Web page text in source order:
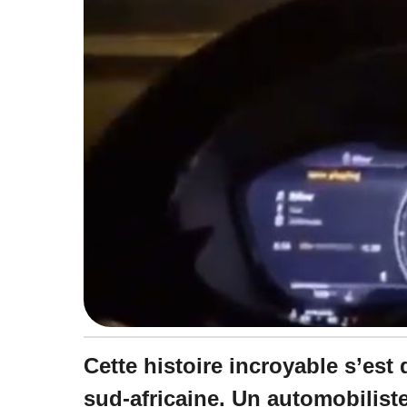
Cette histoire incroyable
sud-africaine. Un